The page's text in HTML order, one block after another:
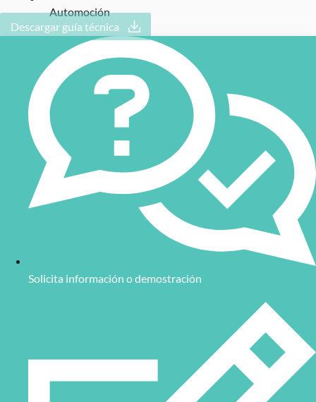
Automoción
Descargar guía técnica
Solicita información o demostración